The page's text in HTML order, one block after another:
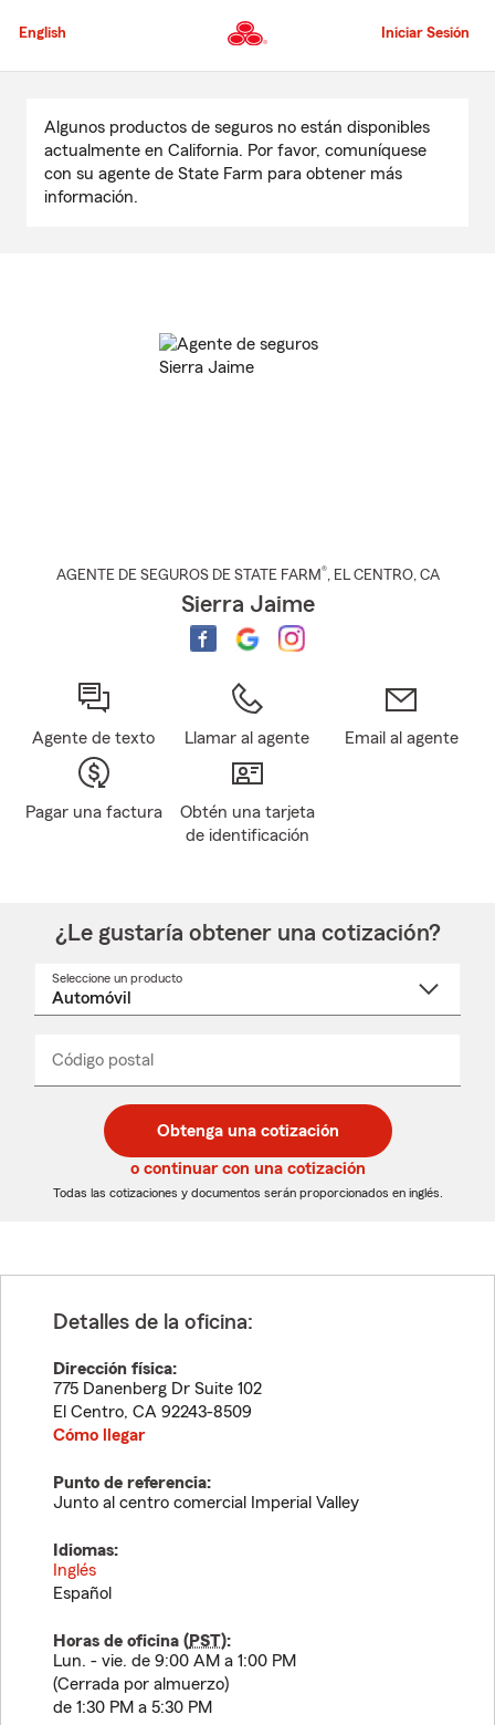
al
principal
English Iniciar Sesión
contenido
principal
Algunos productos de seguros no están disponibles
actualmente en California. Por favor, comuníquese
con su agente de State Farm para obtener más
información.
AGENTE DE SEGUROS DE STATE FARM®, EL CENTRO, CA
Sierra Jaime
Agente de texto Llamar al agente Email al agente
Pagar una factura
Obtén una tarjeta
de identificación
¿Le gustaría obtener una cotización?
Seleccione un producto
desplegable
Código postal
de
5
dígitos
de
5
dígitos
_____
Obtenga una cotización
o continuar con una cotización
Todas las cotizaciones y documentos serán proporcionados en inglés.
Detalles de la oficina:
Dirección física:
775 Danenberg Dr Suite 102
El Centro, CA 92243-8509
Cómo llegar
Punto de referencia:
Junto al centro comercial Imperial Valley
Idiomas:
Inglés
Español
Horas de oficina (PST):
Lun. - vie. de 9:00 AM a 1:00 PM
(Cerrada por almuerzo)
de 1:30 PM a 5:30 PM